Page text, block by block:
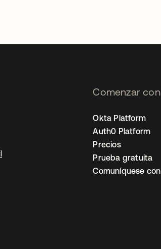
Comenzar
Okta Platform
Auth0 Platform
Precios
Prueba gratuita
Comuníquese